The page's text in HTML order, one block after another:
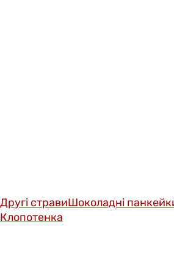
Другі стравиШоколадні
Клопотенка